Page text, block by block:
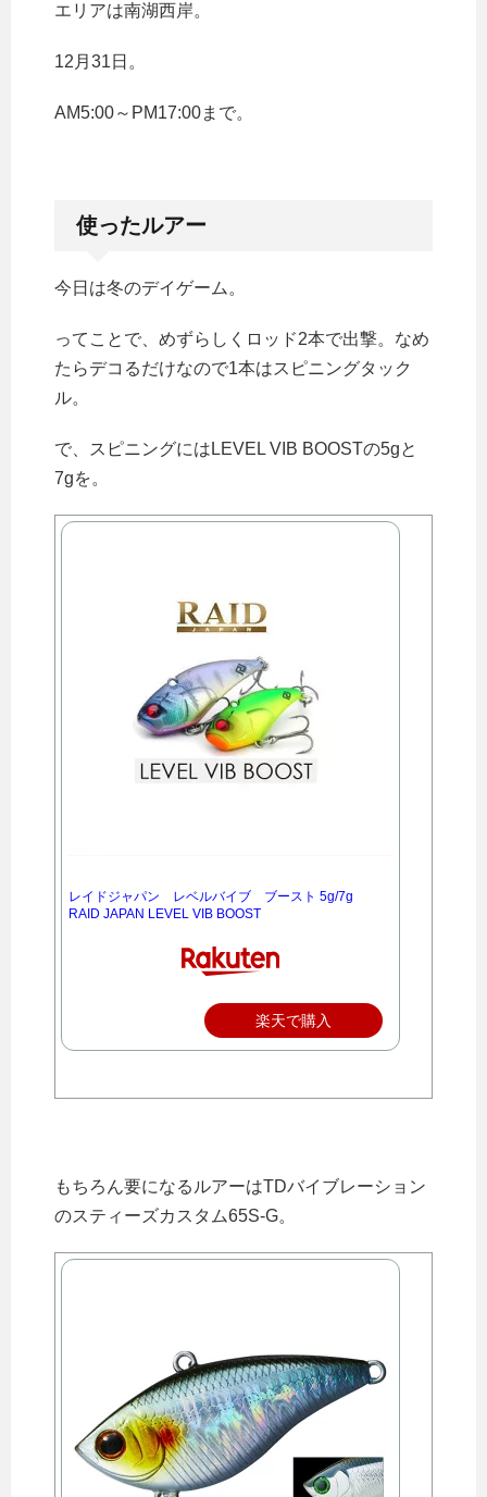
エリアは南湖西岸。
12月31日。
AM5:00～PM17:00まで。
使ったルアー
今日は冬のデイゲーム。
ってことで、めずらしくロッド2本で出撃。なめ
たらデコるだけなので1本はスピニングタック
ル。
で、スピニングにはLEVEL VIB BOOSTの5gと
7gを。
レイドジャパン レベルバイブ ブースト 5g/7g
RAID JAPAN LEVEL VIB BOOST
楽天で購入
もちろん要になるルアーはTDバイブレーション
のスティーズカスタム65S-G。